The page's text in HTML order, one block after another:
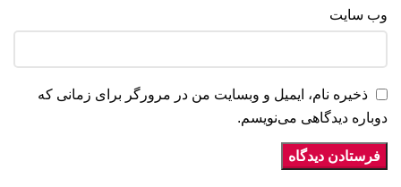
وب‌ سایت
ذخیره نام، ایمیل و وبسایت من در مرورگر برای زمانی که
دوباره دیدگاهی می‌نویسم.